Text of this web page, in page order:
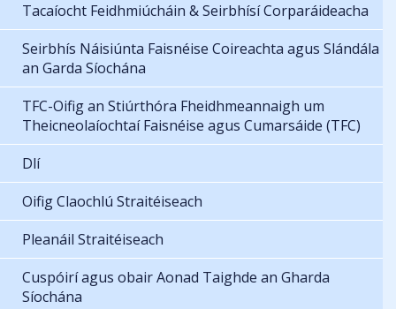
Tacaíocht Feidhmiúcháin & Seirbhísí Corparáideacha
Seirbhís Náisiúnta Faisnéise Coireachta agus Slándála
an Garda Síochána
TFC-Oifig an Stiúrthóra Fheidhmeannaigh um
Theicneolaíochtaí Faisnéise agus Cumarsáide (TFC)
Dlí
Oifig Claochlú Straitéiseach
Pleanáil Straitéiseach
Cuspóirí agus obair Aonad Taighde an Gharda
Síochána